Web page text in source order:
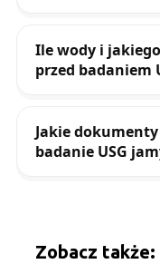
Ile wody i
przed badaniem
Jakie
badanie USG
Zobacz także: